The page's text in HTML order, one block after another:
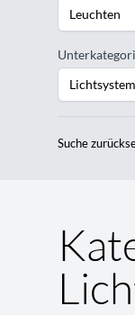
Suche